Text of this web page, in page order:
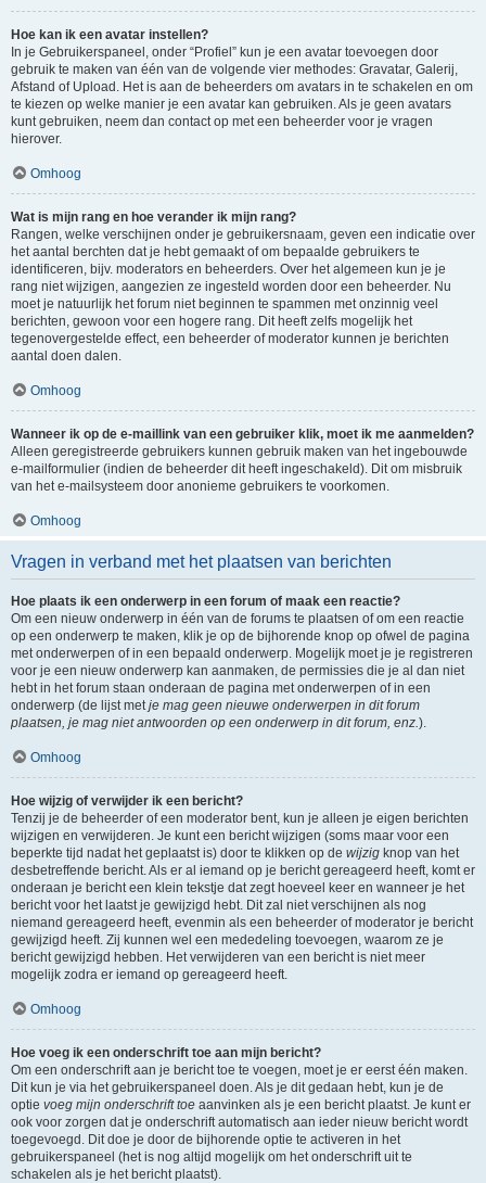
Hoe kan ik een avatar instellen?
In je Gebruikerspaneel, onder “Profiel” kun je een avatar toevoegen door
gebruik te maken van één van de volgende vier methodes: Gravatar, Galerij,
Afstand of Upload. Het is aan de beheerders om avatars in te schakelen en om
te kiezen op welke manier je een avatar kan gebruiken. Als je geen avatars
kunt gebruiken, neem dan contact op met een beheerder voor je vragen
hierover.
Omhoog
Wat is mijn rang en hoe verander ik mijn rang?
Rangen, welke verschijnen onder je gebruikersnaam, geven een indicatie over
het aantal berchten dat je hebt gemaakt of om bepaalde gebruikers te
identificeren, bijv. moderators en beheerders. Over het algemeen kun je je
rang niet wijzigen, aangezien ze ingesteld worden door een beheerder. Nu
moet je natuurlijk het forum niet beginnen te spammen met onzinnig veel
berichten, gewoon voor een hogere rang. Dit heeft zelfs mogelijk het
tegenovergestelde effect, een beheerder of moderator kunnen je berichten
aantal doen dalen.
Omhoog
Wanneer ik op de e-maillink van een gebruiker klik, moet ik me aanmelden?
Alleen geregistreerde gebruikers kunnen gebruik maken van het ingebouwde
e-mailformulier (indien de beheerder dit heeft ingeschakeld). Dit om misbruik
van het e-mailsysteem door anonieme gebruikers te voorkomen.
Omhoog
Vragen in verband met het plaatsen van berichten
Hoe plaats ik een onderwerp in een forum of maak een reactie?
Om een nieuw onderwerp in één van de forums te plaatsen of om een reactie
op een onderwerp te maken, klik je op de bijhorende knop op ofwel de pagina
met onderwerpen of in een bepaald onderwerp. Mogelijk moet je je registreren
voor je een nieuw onderwerp kan aanmaken, de permissies die je al dan niet
hebt in het forum staan onderaan de pagina met onderwerpen of in een
onderwerp (de lijst met je mag geen nieuwe onderwerpen in dit forum
plaatsen, je mag niet antwoorden op een onderwerp in dit forum, enz. ).
Omhoog
Hoe wijzig of verwijder ik een bericht?
Tenzij je de beheerder of een moderator bent, kun je alleen je eigen berichten
wijzigen en verwijderen. Je kunt een bericht wijzigen (soms maar voor een
beperkte tijd nadat het geplaatst is) door te klikken op de wijzig knop van het
desbetreffende bericht. Als er al iemand op je bericht gereageerd heeft, komt er
onderaan je bericht een klein tekstje dat zegt hoeveel keer en wanneer je het
bericht voor het laatst je gewijzigd hebt. Dit zal niet verschijnen als nog
niemand gereageerd heeft, evenmin als een beheerder of moderator je bericht
gewijzigd heeft. Zij kunnen wel een mededeling toevoegen, waarom ze je
bericht gewijzigd hebben. Het verwijderen van een bericht is niet meer
mogelijk zodra er iemand op gereageerd heeft.
Omhoog
Hoe voeg ik een onderschrift toe aan mijn bericht?
Om een onderschrift aan je bericht toe te voegen, moet je er eerst één maken.
Dit kun je via het gebruikerspaneel doen. Als je dit gedaan hebt, kun je de
optie voeg mijn onderschrift toe aanvinken als je een bericht plaatst. Je kunt er
ook voor zorgen dat je onderschrift automatisch aan ieder nieuw bericht wordt
toegevoegd. Dit doe je door de bijhorende optie te activeren in het
gebruikerspaneel (het is nog altijd mogelijk om het onderschrift uit te
schakelen als je het bericht plaatst).